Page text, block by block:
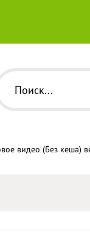
видео (Без кеша)